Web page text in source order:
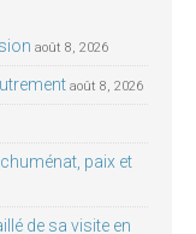
août 8, 2026
août 8, 2026
paix et
de sa visite en